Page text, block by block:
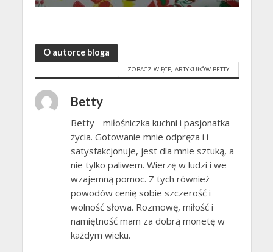
O autorce bloga
ZOBACZ WIĘCEJ ARTYKUŁÓW BETTY
Betty
Betty - miłośniczka kuchni i pasjonatka
życia. Gotowanie mnie odpręża i i
satysfakcjonuje, jest dla mnie sztuką, a
nie tylko paliwem. Wierzę w ludzi i we
wzajemną pomoc. Z tych również
powodów cenię sobie szczerość i
wolność słowa. Rozmowę, miłość i
namiętność mam za dobrą monetę w
każdym wieku.